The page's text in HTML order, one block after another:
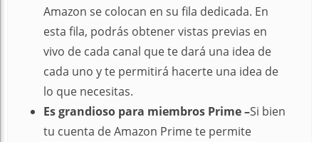
Amazon se colocan en su fila dedicada. En
esta fila, podrás obtener vistas previas en
vivo de cada canal que te dará una idea de
cada uno y te permitirá hacerte una idea de
lo que necesitas.
Es grandioso para miembros Prime –Si bien
tu cuenta de Amazon Prime te permite